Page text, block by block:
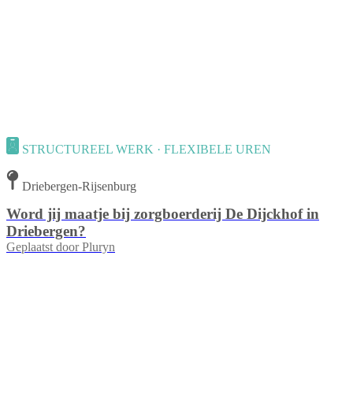
STRUCTUREEL WERK · FLEXIBELE UREN
Driebergen-Rijsenburg
Word jij maatje bij zorgboerderij De Dijckhof in
Driebergen?
Geplaatst door Pluryn